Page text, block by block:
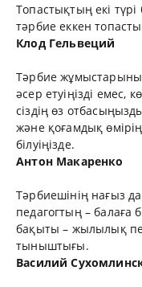
Топастықтың екі түрі
тәрбие еккен
Клод Гельвеций
Тәрбие жұмыстарының
әсер етуіңізді емес,
сіздің өз
және қоғамдық
білуіңізде.
Антон Макаренко
Тәрбиешінің нағыз
педагогтың – балаға
бақыты – жылылық
тыныштығы.
Василий